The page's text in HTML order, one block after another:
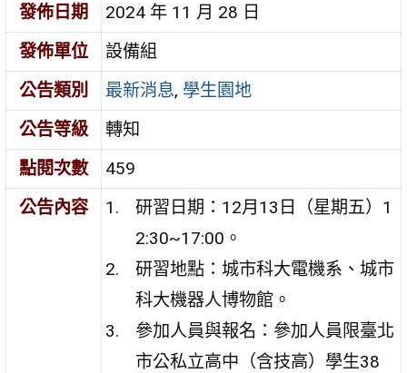
發佈日期
2024 年 11 月 28 日
發佈單位
設備組
公告類別
最新消息, 學生園地
公告等級
轉知
點閱次數
459
公告內容
研習日期：12月13日（星期五）1
2:30~17:00。
研習地點：城市科大電機系、城市
科大機器人博物館。
參加人員與報名：參加人員限臺北
市公私立高中（含技高）學生38